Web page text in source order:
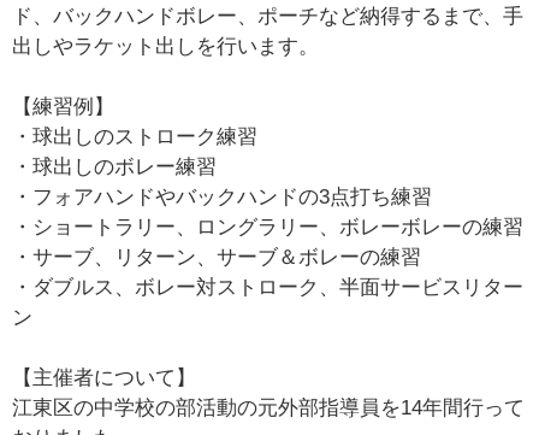
ド、バックハンドボレー、ポーチなど納得するまで、手
出しやラケット出しを行います。
【練習例】
・球出しのストローク練習
・球出しのボレー練習
・フォアハンドやバックハンドの3点打ち練習
・ショートラリー、ロングラリー、ボレーボレーの練習
・サーブ、リターン、サーブ＆ボレーの練習
・ダブルス、ボレー対ストローク、半面サービスリター
ン
【主催者について】
江東区の中学校の部活動の元外部指導員を14年間行って